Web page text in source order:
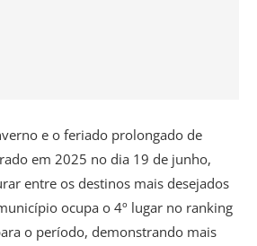
e o feriado prolongado de
em 2025 no dia 19 de junho,
entre os destinos mais desejados
ocupa o 4º lugar no ranking
o período, demonstrando mais